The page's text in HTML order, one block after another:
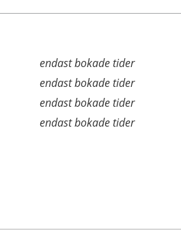
endast bokade tider
endast bokade tider
endast bokade tider
endast bokade tider